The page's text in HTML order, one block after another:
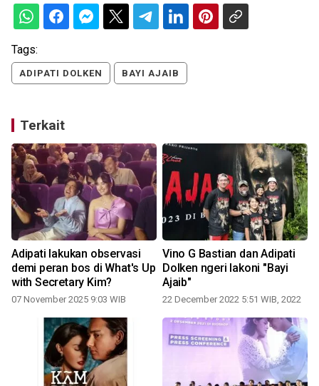
Tags:
ADIPATI DOLKEN BAYI AJAIB
Terkait
Adipati lakukan observasi
demi peran bos di What's Up
with Secretary Kim?
07 November 2025 9:03 WIB
Vino G Bastian dan Adipati
Dolken ngeri lakoni "Bayi
Ajaib"
22 December 2022 5:51 WIB, 2022